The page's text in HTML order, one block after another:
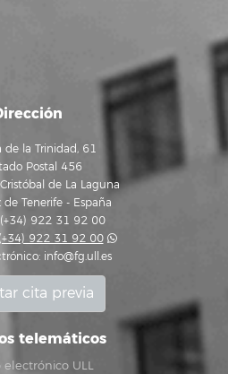
de la Trinidad, 61
Postal 456
de La Laguna
de Tenerife - España
(+34) 922 31 92 00
(+34) 922 31 92 00
info@fg.ull.es
cita previa
telemáticos
electrónico ULL